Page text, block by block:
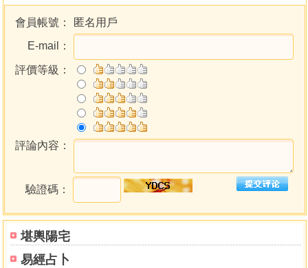
堪輿陽宅
易經占卜
會員帳號：
匿名用戶
E-mail：
評價等級：
評論內容：
驗證碼：